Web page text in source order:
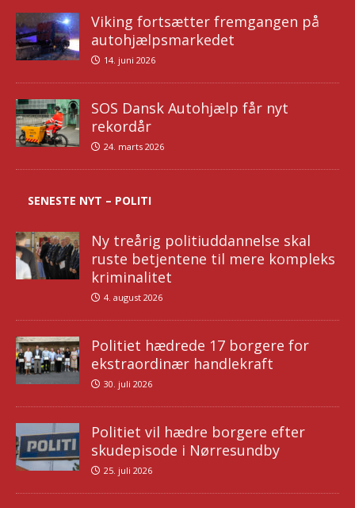
Viking fortsætter fremgangen på
autohjælpsmarkedet
14. juni 2026
SOS Dansk Autohjælp får nyt
rekordår
24. marts 2026
SENESTE NYT – POLITI
Ny treårig politiuddannelse skal
ruste betjentene til mere kompleks
kriminalitet
4. august 2026
Politiet hædrede 17 borgere for
ekstraordinær handlekraft
30. juli 2026
Politiet vil hædre borgere efter
skudepisode i Nørresundby
25. juli 2026